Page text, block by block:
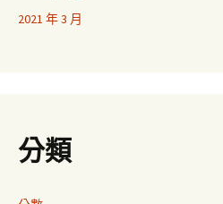
2021 年 3 月
分類